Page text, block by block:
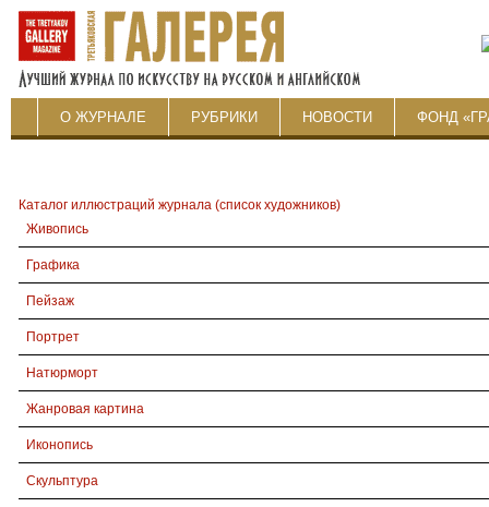
О ЖУРНАЛЕ РУБРИКИ НОВОСТИ ФОНД
Каталог иллюстраций журнала (список художников)
Живопись
Графика
Пейзаж
Портрет
Натюрморт
Жанровая картина
Иконопись
Скульптура